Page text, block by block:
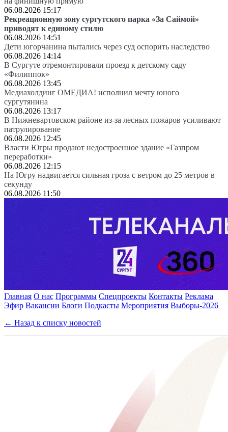
06.08.2026 15:17
Рекреационную зону сургутского парка «За Саймой»
приводят к единому стилю
06.08.2026 14:51
Дети югорчанина пытались через суд оспорить наследство
06.08.2026 14:14
В Сургуте отремонтировали проезд к детскому саду
«Филиппок»
06.08.2026 13:45
Медиахолдинг ОМЕДИА! исполнил мечту юного
сургутянина
06.08.2026 13:17
В Нижневартовском районе из-за лесных пожаров усиливают
патрулирование
06.08.2026 12:45
Власти Югры продают недостроенное здание «Газпром
переработки»
06.08.2026 12:15
На Югру надвигается сильная гроза с ветром до 25 метров в
секунду
06.08.2026 11:50
Главная О нас Программы Спецпроекты Контакты Реклама
Эфир Вакансии Блоги Подкасты Мероприятия Выборы-2026
← Назад к списку новостей